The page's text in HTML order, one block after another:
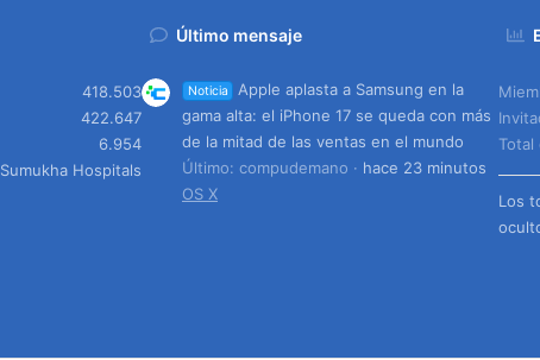
418.503
422.647
6.954
Sumukha Hospitals
Último mensaje
Noticia
Apple aplasta a Samsung en la
gama alta: el iPhone 17 se queda con más
de la mitad de las ventas en el mundo
Último: compudemano
hace 23 minutos
OS X
Total
Los